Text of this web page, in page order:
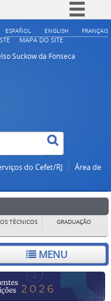
Simplifique!
ESPAÑOL ENGLISH FRANÇAIS
MAPA DO SITE
Suckow da Fonseca
do Cefet/RJ
Área de
TÉCNICOS GRADUAÇÃO
MENU